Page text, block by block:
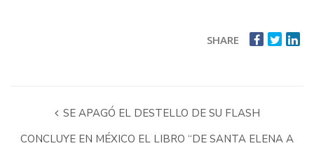
SHARE
SE APAGÓ EL DESTELLO DE SU FLASH
CONCLUYE EN MÉXICO EL LIBRO “DE SANTA ELENA A